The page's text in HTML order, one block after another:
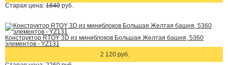
Старая цена: 1840 руб.
Конструктор RTOY 3D из миниблоков Большая Желтая башня, 5360
элементов - YZ131
2 120 руб.